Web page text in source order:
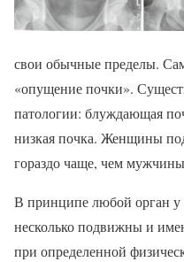
свои обычные пределы.
«опущение почки».
патологии: блуждающая
низкая почка. Женщины
гораздо чаще, чем
В принципе любой орган у
несколько подвижны и
при определенной